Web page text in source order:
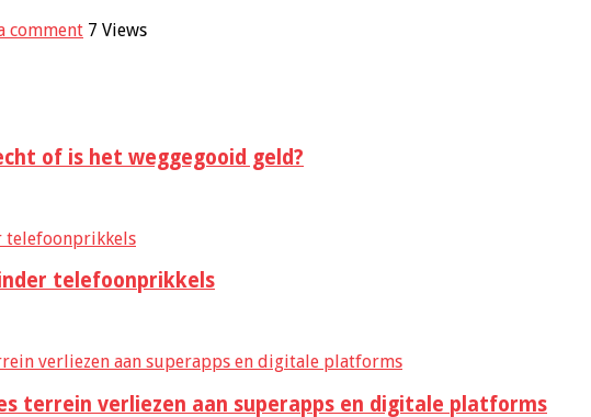
comment 7 Views
of is het weggegooid geld?
telefoonprikkels
terrein verliezen aan superapps en digitale platforms